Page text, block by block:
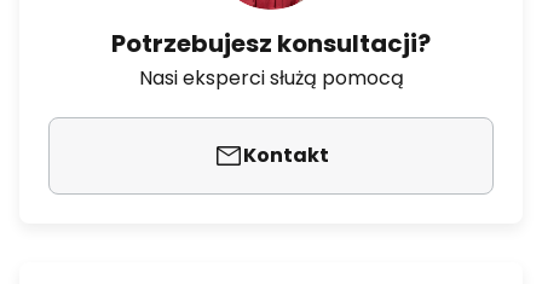
Potrzebujesz konsultacji?
Nasi eksperci służą pomocą
Kontakt